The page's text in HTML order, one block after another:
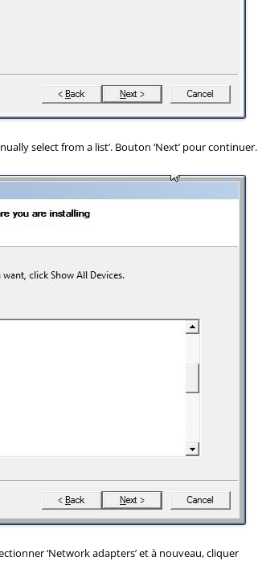
select from a list’. Bouton ‘Next’ pour continuer.
‘Network adapters’ et à nouveau, cliquer